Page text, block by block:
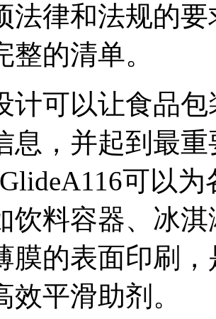
法律和法规的
整的清单。
计可以让食品
息，并起到最
可以
饮料容器、冰
膜的表面印刷
效平滑助剂。